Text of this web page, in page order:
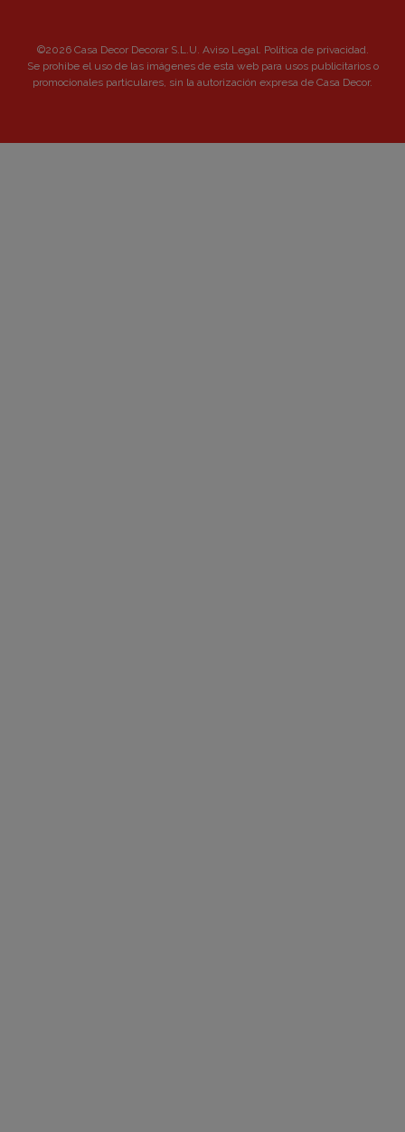
©2026 Casa Decor Decorar S.L.U. Aviso Legal. Política de privacidad.
Se prohibe el uso de las imágenes de esta web para usos publicitarios o
promocionales particulares, sin la autorización expresa de Casa Decor.